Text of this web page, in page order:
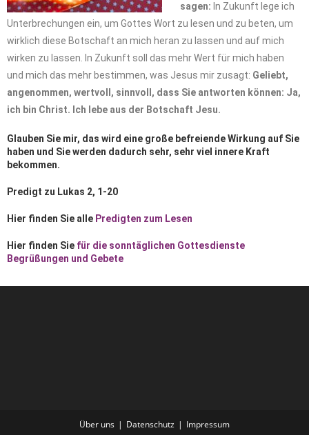
sagen: In Zukunft lege ich
Unterbrechungen ein, um Gottes Wort zu lesen und zu beten, um
wirklich diese Botschaft an mich heran zu lassen und auf mich
wirken zu lassen. In Zukunft soll das mehr Wert für mich haben
und mich das mehr bestimmen, was Jesus mir zusagt: Geliebt,
angenommen, wertvoll, sinnvoll, dass Sie antworten können: Ja,
ich bin Christ. Ich lebe aus der Botschaft Jesu.
Glauben Sie mir, das wird eine große befreiende Wirkung auf Sie
haben und Sie werden dadurch sehr, sehr viel innere Kraft
bekommen.
Predigt zu Lukas 2, 1-20
Hier finden Sie alle Predigten zum Lesen
Hier finden Sie für die sonntäglichen Gottesdienste
Begrüßungen und Gebete
Über uns Datenschutz Impressum